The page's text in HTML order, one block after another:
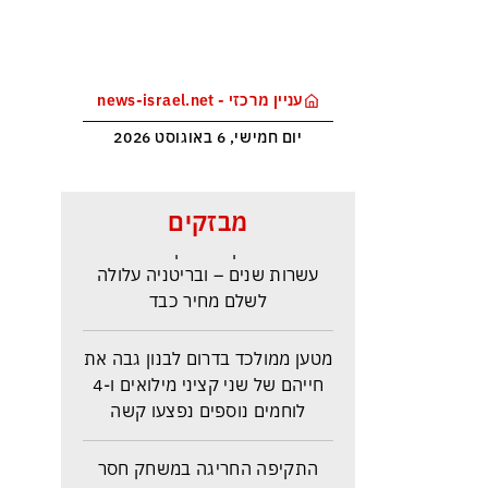
עניין מרכזי - news-israel.net
יום חמישי, 6 באוגוסט 2026
מבזקים
ראש הביון הבריטי מזהירה: העולם
נכנס לעידן המסוכן ביותר זה
עשרות שנים – ובריטניה עלולה
לשלם מחיר כבד
מטען ממולכד בדרום לבנון גבה את
חייהם של שני קציני מילואים ו-4
לוחמים נוספים נפצעו קשה
התקיפה החריגה במשחק חסר